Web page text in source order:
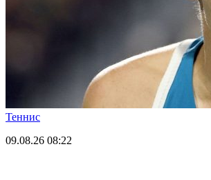
Теннис
09.08.26 08:22